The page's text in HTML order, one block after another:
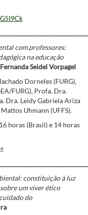
com professores:
na educação
Seidel Vorpagel
Dorneles (FURG),
FURG), Profa. Dra.
Dra. Leidy Gabriela Ariza
Uhmann (UFFS).
horas (Brasil) e 14 horas
constituição à luz
um viver ético
do